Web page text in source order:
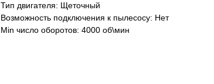
Тип двигателя: Щеточный
Возможность подключения к пылесосу: Нет
Min число оборотов: 4000 об\мин